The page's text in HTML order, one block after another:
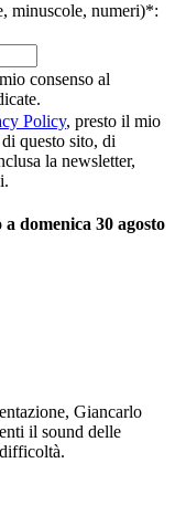
minuscole, numeri)*:
consenso al
Policy, presto il mio
questo sito, di
la newsletter,
domenica 30 agosto
Giancarlo
il sound delle